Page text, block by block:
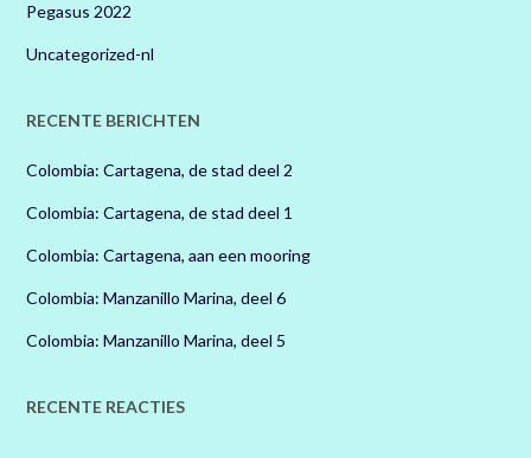
Pegasus 2022
Uncategorized-nl
RECENTE BERICHTEN
Colombia: Cartagena, de stad deel 2
Colombia: Cartagena, de stad deel 1
Colombia: Cartagena, aan een mooring
Colombia: Manzanillo Marina, deel 6
Colombia: Manzanillo Marina, deel 5
RECENTE REACTIES